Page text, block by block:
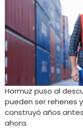
Hormuz puso al
pueden ser rehenes
construyó años
ahora.